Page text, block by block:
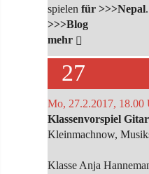
spielen für >>>Nepal
>>>Blog
mehr
27
Mo, 27.2.2017, 18.00
Klassenvorspiel
Kleinmachnow,
Klasse Anja